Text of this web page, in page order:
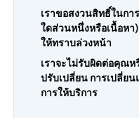
เราขอสงวนสิทธิ์ในก
ใดส่วนหนึ่งหรือเนื้อหา
ให้ทราบล่วงหน้า
เราจะไม่รับผิดต่อคุณ
ปรับเปลี่ยน การเปลี่ย
การให้บริการ